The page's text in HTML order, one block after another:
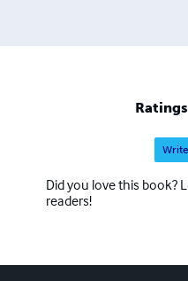
Did you love this book?
readers!